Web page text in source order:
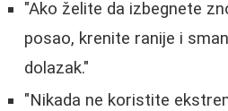
"Ako želite da izbegnete
posao, krenite ranije i
dolazak."
"Nikada ne koristite